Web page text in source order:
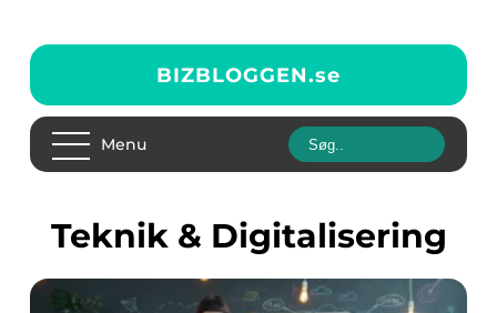
BIZBLOGGEN.se
Menu
Teknik & Digitalisering